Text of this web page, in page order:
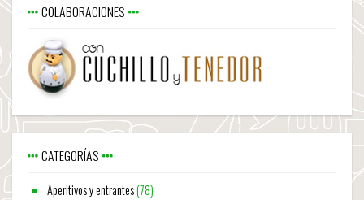
COLABORACIONES
CATEGORÍAS
Aperitivos y entrantes(78)